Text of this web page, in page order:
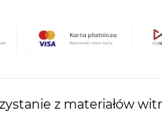
z materiałów